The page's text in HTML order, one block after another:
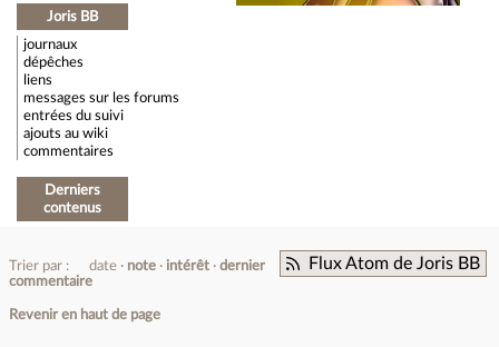
Joris BB
journaux
dépêches
liens
messages sur les forums
entrées du suivi
ajouts au wiki
commentaires
Derniers
contenus
Flux Atom de Joris BB
Trier par : date note intérêt
dernier
commentaire
Revenir en haut de page